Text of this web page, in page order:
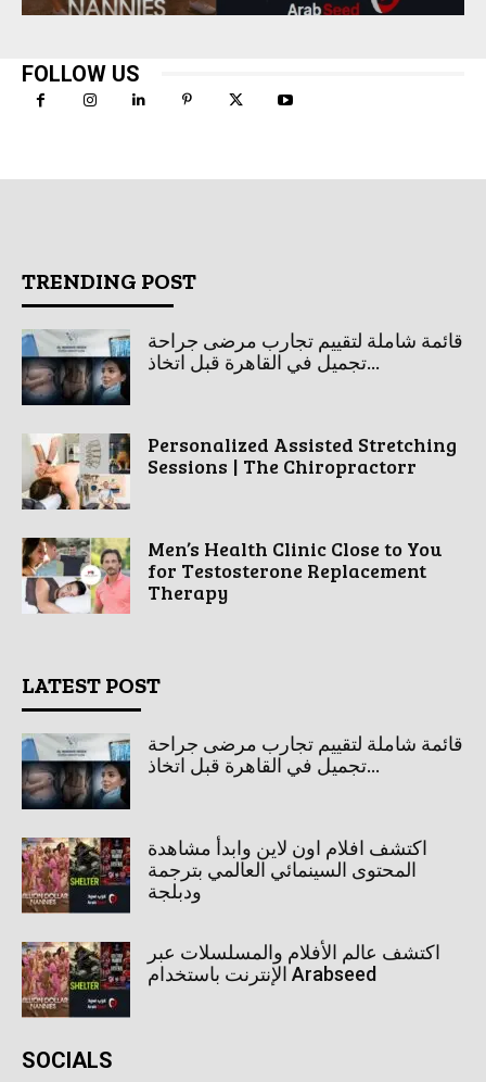
FOLLOW US
TRENDING POST
قائمة شاملة لتقييم تجارب مرضى جراحة
تجميل في القاهرة قبل اتخاذ...
Personalized Assisted Stretching
Sessions | The Chiropractorr
Men’s Health Clinic Close to You
for Testosterone Replacement
Therapy
LATEST POST
قائمة شاملة لتقييم تجارب مرضى جراحة
تجميل في القاهرة قبل اتخاذ...
اكتشف افلام اون لاين وابدأ مشاهدة
المحتوى السينمائي العالمي بترجمة
ودبلجة
اكتشف عالم الأفلام والمسلسلات عبر
الإنترنت باستخدام Arabseed
SOCIALS